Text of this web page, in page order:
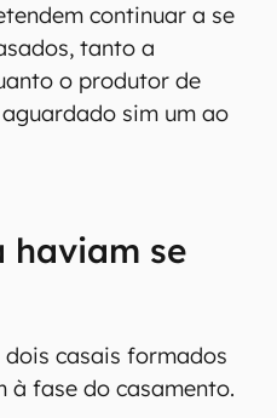
continuar a se
tanto a
o produtor de
sim um ao
haviam se
casais formados
à fase do casamento.